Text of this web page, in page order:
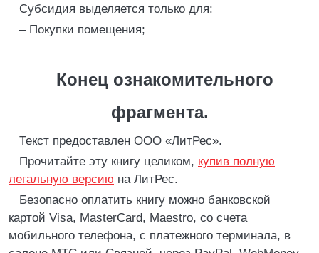
Субсидия выделяется только для:
– Покупки помещения;
Конец ознакомительного
фрагмента.
Текст предоставлен ООО «ЛитРес».
Прочитайте эту книгу целиком, купив полную
легальную версию на ЛитРес.
Безопасно оплатить книгу можно банковской
картой Visa, MasterCard, Maestro, со счета
мобильного телефона, с платежного терминала, в